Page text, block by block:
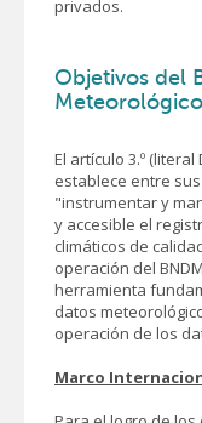
privados.
Objetivos del
El artículo 3.º
establece entre
"instrumentar y
y accesible el
climáticos de
operación del
herramienta
datos
operación de los
Marco